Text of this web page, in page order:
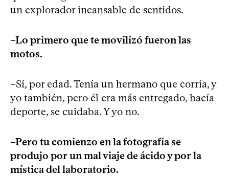
un explorador incansable de sentidos.
–Lo primero que te movilizó fueron las
motos.
–Sí, por edad. Tenía un hermano que corría, y
yo también, pero él era más entregado, hacía
deporte, se cuidaba. Y yo no.
–Pero tu comienzo en la fotografía se
produjo por un mal viaje de ácido y por la
mística del laboratorio.